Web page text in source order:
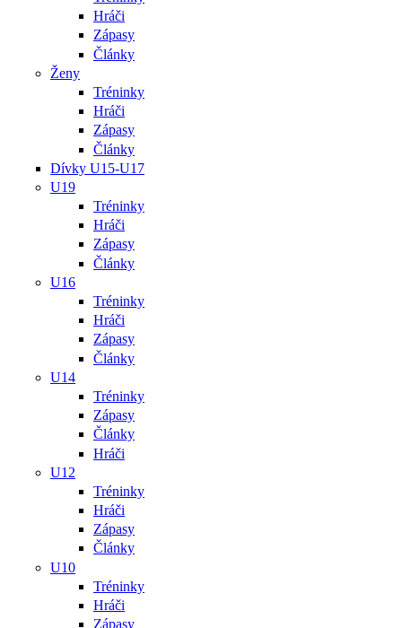
Hráči
Zápasy
Články
Ženy
Tréninky
Hráči
Zápasy
Články
Dívky U15-U17
U19
Tréninky
Hráči
Zápasy
Články
U16
Tréninky
Hráči
Zápasy
Články
U14
Tréninky
Zápasy
Články
Hráči
U12
Tréninky
Hráči
Zápasy
Články
U10
Tréninky
Hráči
Zápasy